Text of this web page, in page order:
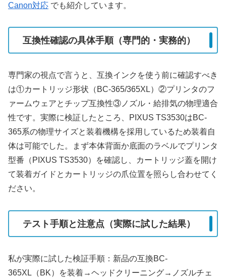
Canon対応 でも紹介しています。
互換性確認の具体手順（専門的・実務的）
専門家の視点で言うと、互換インクを使う前に確認すべき
は①カートリッジ形状（BC-365/365XL）②プリンタのフ
ァームウェアとチップ互換性③ノズル・給排気の物理適合
性です。実際に検証したところ、PIXUS TS3530はBC-
365系の物理サイズと装着機構を採用しているため装着自
体は可能でした。まず本体背面か底面のラベルでプリンタ
型番（PIXUS TS3530）を確認し、カートリッジ蓋を開け
て装着ガイドとカートリッジの爪位置を照らし合わせてく
ださい。
テスト手順と注意点（実際に試した結果）
私が実際に試した検証手順：新品の互換BC-
365XL（BK）を装着→ヘッドクリーニング→ノズルチェ